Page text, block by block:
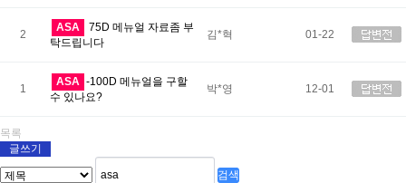
2
ASA
75D 메뉴얼 자료좀 부
탁드립니다
김*혁 01-22
1
ASA -100D 메뉴얼을 구할
수 있나요?
박*영 12-01
목록
글쓰기